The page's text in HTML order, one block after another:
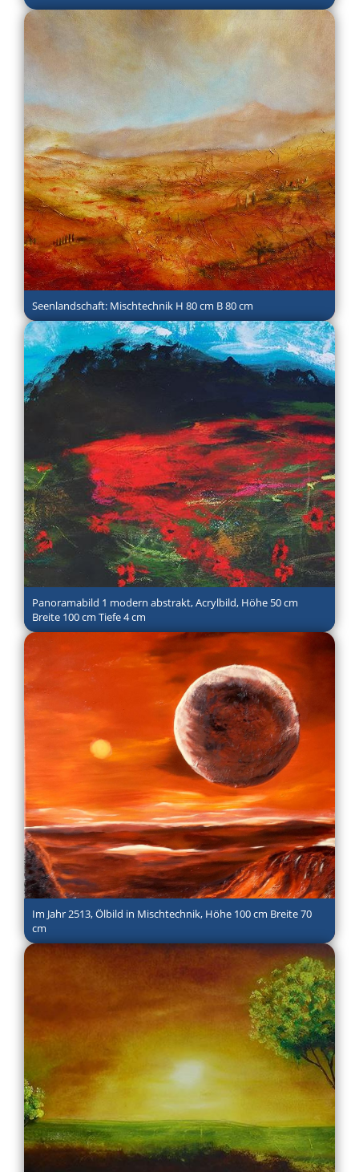
Seenlandschaft: Mischtechnik H 80 cm B 80 cm
Panoramabild 1 modern abstrakt, Acrylbild, Höhe 50 cm
Breite 100 cm Tiefe 4 cm
Im Jahr 2513, Ölbild in Mischtechnik, Höhe 100 cm Breite 70
cm